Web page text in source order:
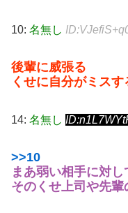
10: 名無し
後輩に威張る
くせに自分がミス
14: 名無し
>>10
まあ弱い相手に対
そのくせ上司や先